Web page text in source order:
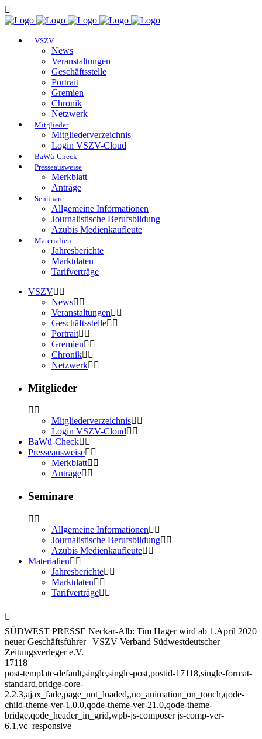
VSZV
News
Veranstaltungen
Geschäftsstelle
Portrait
Gremien
Chronik
Netzwerk
Mitglieder
Mitgliederverzeichnis
Login VSZV-Cloud
BaWü-Check
Presseausweise
Merkblatt
Anträge
Seminare
Allgemeine Informationen
Journalistische Berufsbildung
Azubis Medienkaufleute
Materialien
Jahresberichte
Marktdaten
Tarifverträge
VSZV
News
Veranstaltungen
Geschäftsstelle
Portrait
Gremien
Chronik
Netzwerk
Mitglieder
Mitgliederverzeichnis
Login VSZV-Cloud
BaWü-Check
Presseausweise
Merkblatt
Anträge
Seminare
Allgemeine Informationen
Journalistische Berufsbildung
Azubis Medienkaufleute
Materialien
Jahresberichte
Marktdaten
Tarifverträge
SÜDWEST PRESSE Neckar-Alb: Tim Hager wird ab 1.April 2020
neuer Geschäftsführer | VSZV Verband Südwestdeutscher
Zeitungsverleger e.V.
17118
post-template-default,single,single-post,postid-17118,single-format-
standard,bridge-core-
2.2.3,ajax_fade,page_not_loaded,,no_animation_on_touch,qode-
child-theme-ver-1.0.0,qode-theme-ver-21.0,qode-theme-
bridge,qode_header_in_grid,wpb-js-composer js-comp-ver-
6.1,vc_responsive